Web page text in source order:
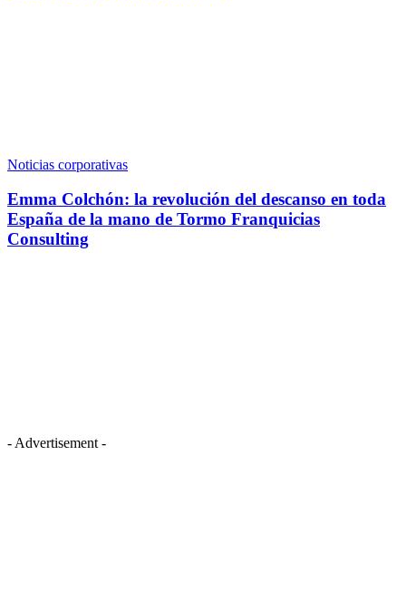
Noticias corporativas
Emma Colchón: la revolución del descanso en toda
España de la mano de Tormo Franquicias
Consulting
- Advertisement -